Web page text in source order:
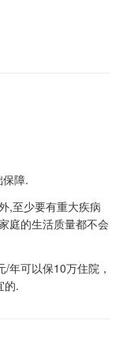
障.
,至少要有重大疾病
庭的生活质量都不会
年可以保10万住院，
的.